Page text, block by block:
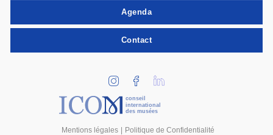
Agenda
Contact
conseil
international
des musées
Mentions légales Politique de Confidentialité